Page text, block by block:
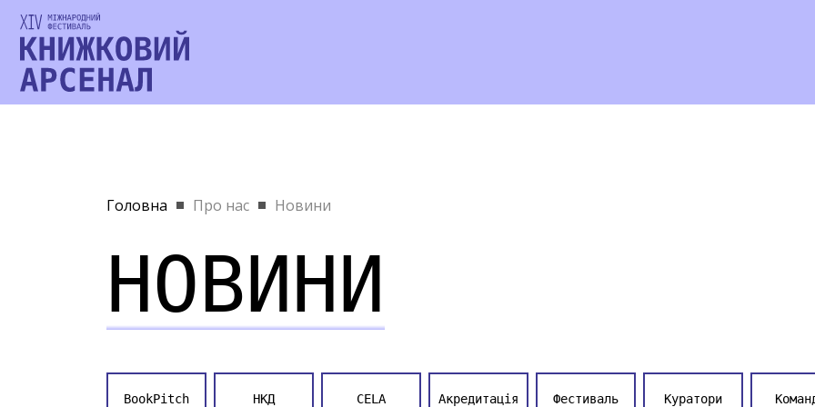
Головна Про нас Новини
НОВИНИ
BookPitch НКД CELA Акредитація Фестиваль Куратори